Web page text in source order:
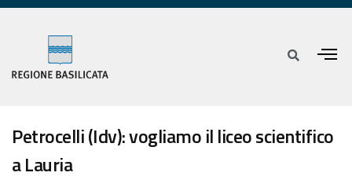
Petrocelli (Idv): vogliamo il liceo scientifico
a Lauria